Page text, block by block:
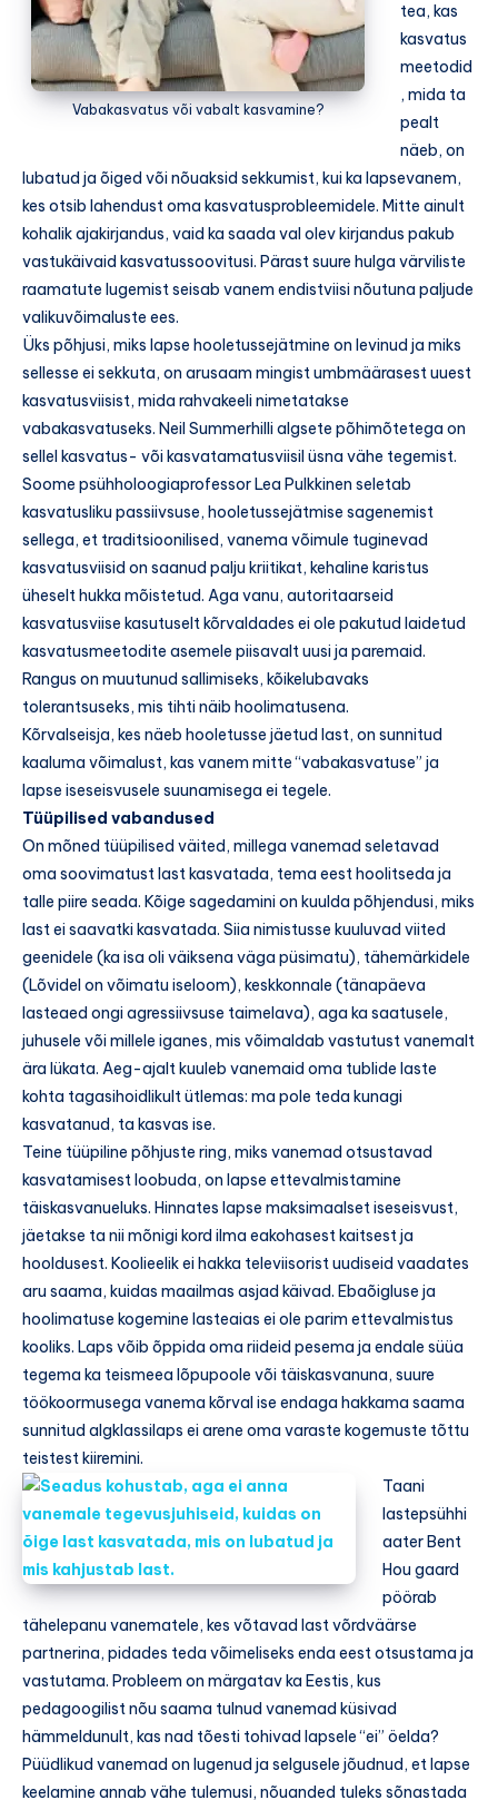
Vabakasvatus või vabalt kasvamine?
tea, kas
kasvatus
meetodid
, mida ta
pealt
näeb, on
lubatud ja õiged või nõuaksid sekkumist, kui ka lapsevanem,
kes otsib lahendust oma kasvatusprobleemidele. Mitte ainult
kohalik ajakirjandus, vaid ka saada val olev kirjandus pakub
vastukäivaid kasvatussoovitusi. Pärast suure hulga värviliste
raamatute lugemist seisab vanem endistviisi nõutuna paljude
valikuvõimaluste ees.
Üks põhjusi, miks lapse hooletussejätmine on levinud ja miks
sellesse ei sekkuta, on arusaam mingist umbmäärasest uuest
kasvatusviisist, mida rahvakeeli nimetatakse
vabakasvatuseks. Neil Summerhilli algsete põhimõtetega on
sellel kasvatus- või kasvatamatusviisil üsna vähe tegemist.
Soome psühholoogiaprofessor Lea Pulkkinen seletab
kasvatusliku passiivsuse, hooletussejätmise sagenemist
sellega, et traditsioonilised, vanema võimule tuginevad
kasvatusviisid on saanud palju kriitikat, kehaline karistus
üheselt hukka mõistetud. Aga vanu, autoritaarseid
kasvatusviise kasutuselt kõrvaldades ei ole pakutud laidetud
kasvatusmeetodite asemele piisavalt uusi ja paremaid.
Rangus on muutunud sallimiseks, kõikelubavaks
tolerantsuseks, mis tihti näib hoolimatusena.
Kõrvalseisja, kes näeb hooletusse jäetud last, on sunnitud
kaaluma võimalust, kas vanem mitte “vabakasvatuse” ja
lapse iseseisvusele suunamisega ei tegele.
Tüüpilised vabandused
On mõned tüüpilised väited, millega vanemad seletavad
oma soovimatust last kasvatada, tema eest hoolitseda ja
talle piire seada. Kõige sagedamini on kuulda põhjendusi, miks
last ei saavatki kasvatada. Siia nimistusse kuuluvad viited
geenidele (ka isa oli väiksena väga püsimatu), tähemärkidele
(Lõvidel on võimatu iseloom), keskkonnale (tänapäeva
lasteaed ongi agressiivsuse taimelava), aga ka saatusele,
juhusele või millele iganes, mis võimaldab vastutust vanemalt
ära lükata. Aeg-ajalt kuuleb vanemaid oma tublide laste
kohta tagasihoidlikult ütlemas: ma pole teda kunagi
kasvatanud, ta kasvas ise.
Teine tüüpiline põhjuste ring, miks vanemad otsustavad
kasvatamisest loobuda, on lapse ettevalmistamine
täiskasvanueluks. Hinnates lapse maksimaalset iseseisvust,
jäetakse ta nii mõnigi kord ilma eakohasest kaitsest ja
hooldusest. Koolieelik ei hakka televiisorist uudiseid vaadates
aru saama, kuidas maailmas asjad käivad. Ebaõigluse ja
hoolimatuse kogemine lasteaias ei ole parim ettevalmistus
kooliks. Laps võib õppida oma riideid pesema ja endale süüa
tegema ka teismeea lõpupoole või täiskasvanuna, suure
töökoormusega vanema kõrval ise endaga hakkama saama
sunnitud algklassilaps ei arene oma varaste kogemuste tõttu
teistest kiiremini.
Taani
lastepsühhi
aater Bent
Hou gaard
pöörab
tähelepanu vanematele, kes võtavad last võrdväärse
partnerina, pidades teda võimeliseks enda eest otsustama ja
vastutama. Probleem on märgatav ka Eestis, kus
pedagoogilist nõu saama tulnud vanemad küsivad
hämmeldunult, kas nad tõesti tohivad lapsele “ei” öelda?
Püüdlikud vanemad on lugenud ja selgusele jõudnud, et lapse
keelamine annab vähe tulemusi, nõuanded tuleks sõnastada